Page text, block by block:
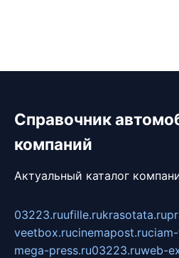
Справочник
компаний
Актуальный каталог
03223.ruufille.rukrasotata.ru
veetbox.rucinemapost.ru
mega-press.ru03223.ruweb-